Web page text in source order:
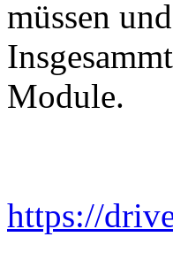
müssen
Module.
https://